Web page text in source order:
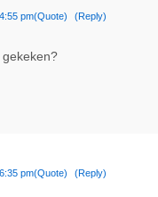
pm(Quote) (Reply)
pm(Quote) (Reply)